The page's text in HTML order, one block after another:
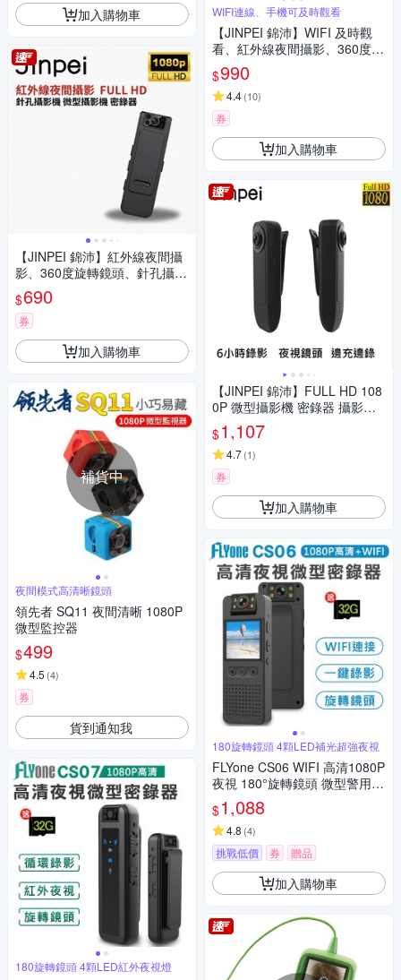
加入購物車
【JINPEI 錦沛】紅外線夜間攝
影、360度旋轉鏡頭、針孔攝影
機 微型攝影機 密錄器 JS-05B
$690
券
加入購物車
補貨中
夜間模式高清晰鏡頭
領先者 SQ11 夜間清晰 1080P
微型監控器
$499
4.5 (4)
券
貨到通知我
180旋轉鏡頭 4顆LED紅外夜視燈
WIFI連線、手機可及時觀看
【JINPEI 錦沛】WIFI 及時觀
看、紅外線夜間攝影、360度旋
轉鏡頭、針孔攝影機 微型攝影
機 密錄器JS-05B-2
$990
4.4(10)
券
加入購物車
【JINPEI 錦沛】FULL HD 108
0P 微型攝影機 密錄器 攝影機
可錄音錄影 循環錄影
$1,107
4.7(1)
券
加入購物車
180旋轉鏡頭 4顆LED補光超強夜視
FLYone CS06 WIFI 高清1080P
夜視 180°旋轉鏡頭 微型警用密
錄器/攝影機
$1,088
4.8 (4)
挑戰低價 券 贈品
加入購物車